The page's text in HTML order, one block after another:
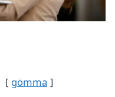
gömma